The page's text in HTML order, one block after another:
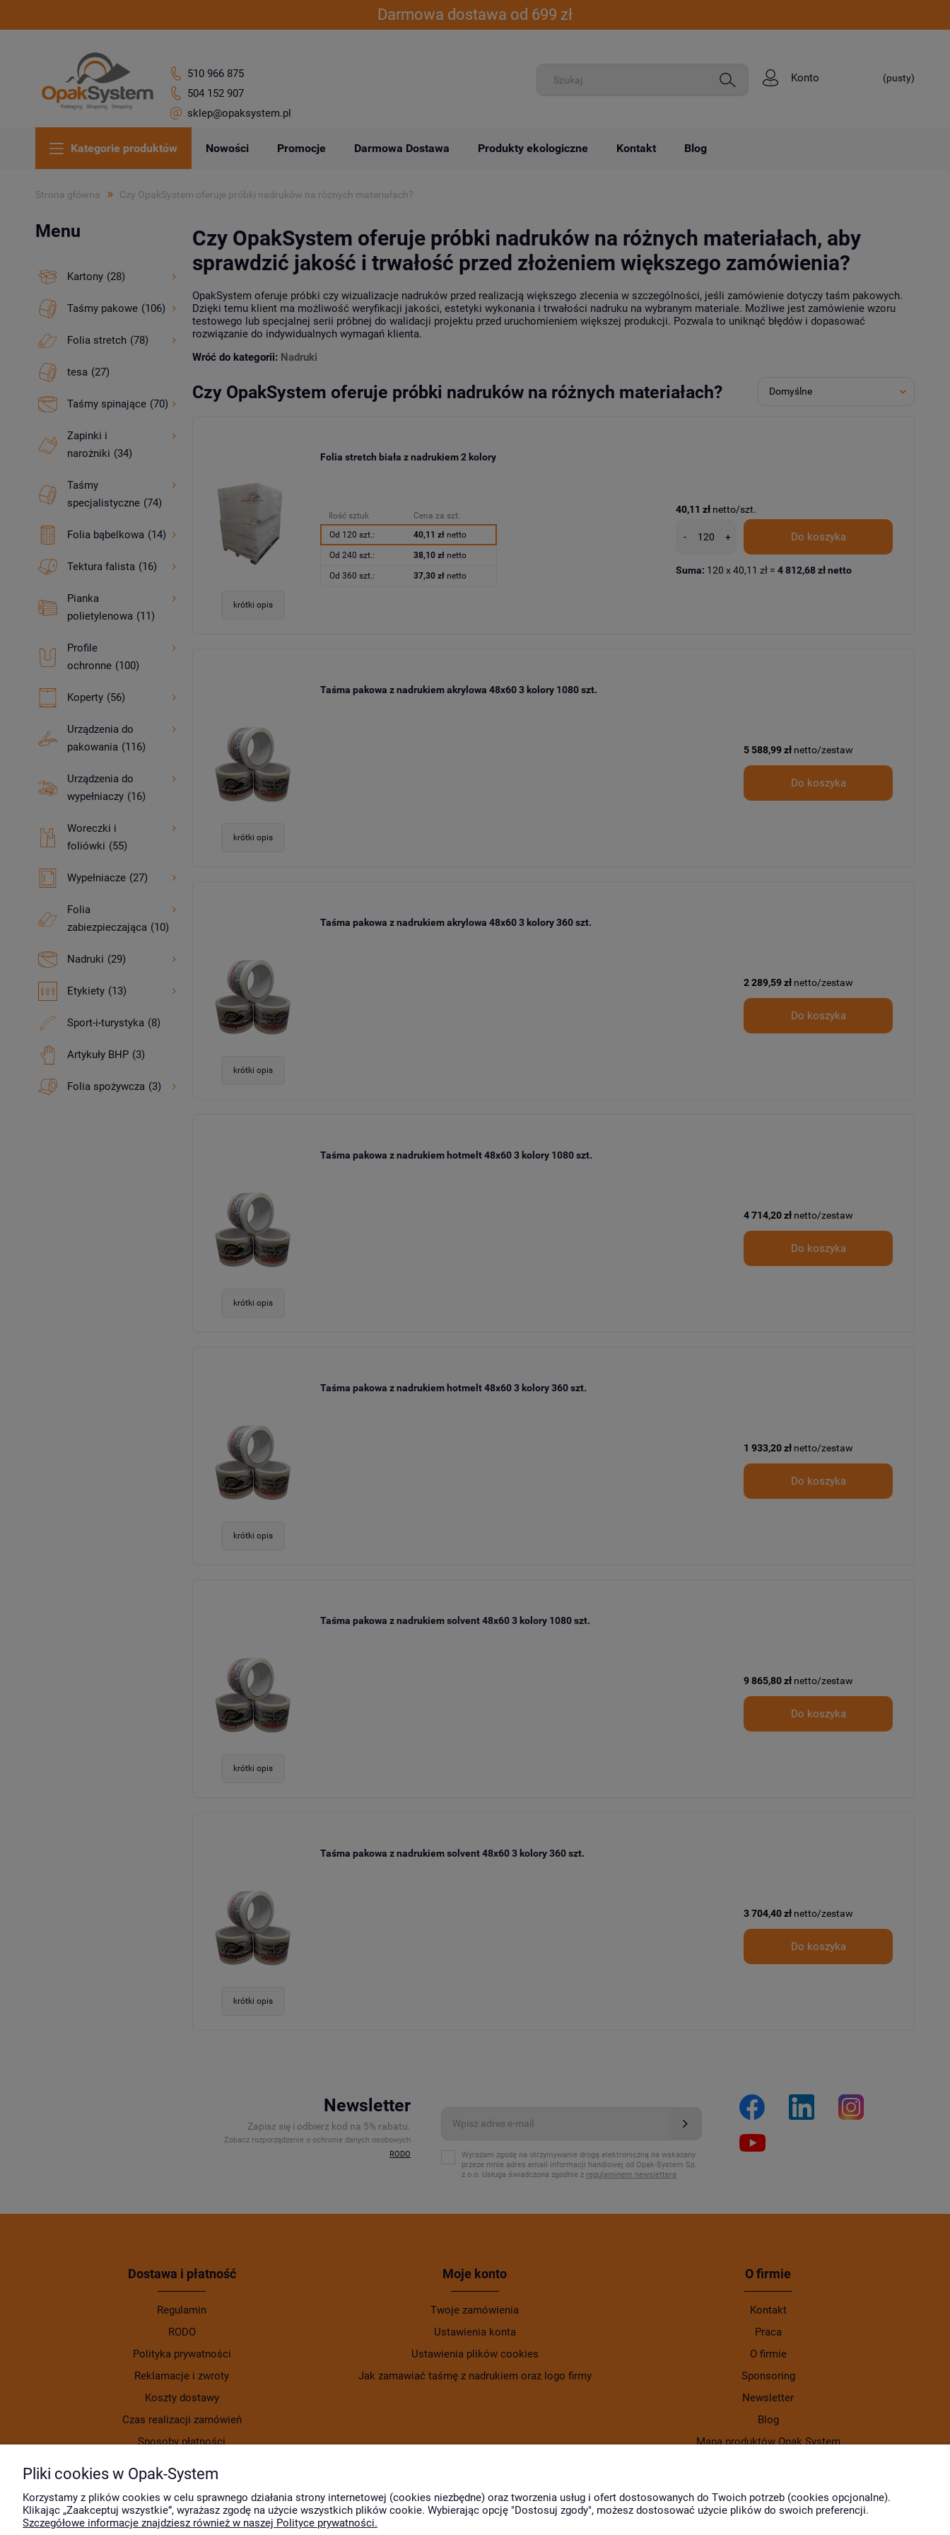
Darmowa dostawa od 699 zł
510 966 875
504 152 907
sklep@opaksystem.pl
(pusty)
Konto
Kategorie produktów Nowości Promocje Darmowa Dostawa Produkty ekologiczne Kontakt Blog
Strona główna » Czy OpakSystem oferuje próbki nadruków na różnych materiałach?
Menu
Kartony (28)
Taśmy pakowe (106)
Folia stretch (78)
tesa (27)
Taśmy spinające (70)
Zapinki i
narożniki (34)
Taśmy
specjalistyczne (74)
Folia bąbelkowa (14)
Tektura falista (16)
Pianka
polietylenowa (11)
Profile
ochronne (100)
Koperty (56)
Urządzenia do
pakowania (116)
Urządzenia do
wypełniaczy (16)
Woreczki i
foliówki (55)
Wypełniacze (27)
Folia
zabiezpieczająca (10)
Nadruki (29)
Etykiety (13)
Sport-i-turystyka (8)
Artykuły BHP (3)
Folia spożywcza (3)
Czy OpakSystem oferuje próbki nadruków na różnych materiałach, aby
sprawdzić jakość i trwałość przed złożeniem większego zamówienia?
OpakSystem oferuje próbki czy wizualizacje nadruków przed realizacją większego zlecenia w szczególności, jeśli zamówienie dotyczy taśm pakowych.
Dzięki temu klient ma możliwość weryfikacji jakości, estetyki wykonania i trwałości nadruku na wybranym materiale. Możliwe jest zamówienie wzoru
testowego lub specjalnej serii próbnej do walidacji projektu przed uruchomieniem większej produkcji. Pozwala to uniknąć błędów i dopasować
rozwiązanie do indywidualnych wymagań klienta.
Wróć do kategorii: Nadruki
Czy OpakSystem oferuje próbki nadruków na różnych materiałach?
Folia stretch biała z nadrukiem 2 kolory
krótki opis
Ilość sztuk
Cena za szt.
Od 120 szt.:
40,11 zł netto
Od 240 szt.: 38,10 zł netto
Od 360 szt.: 37,30 zł netto
40,11 zł netto/szt.
- + Do koszyka
Suma: 120 x40,11 zł =4 812,68 złnetto
Taśma pakowa z nadrukiem akrylowa 48x60 3 kolory 1080 szt.
krótki opis
5 588,99 zł netto/zestaw
Do koszyka
Taśma pakowa z nadrukiem akrylowa 48x60 3 kolory 360 szt.
krótki opis
2 289,59 zł netto/zestaw
Do koszyka
Taśma pakowa z nadrukiem hotmelt 48x60 3 kolory 1080 szt.
krótki opis
4 714,20 zł netto/zestaw
Do koszyka
Taśma pakowa z nadrukiem hotmelt 48x60 3 kolory 360 szt.
krótki opis
1 933,20 zł netto/zestaw
Do koszyka
Taśma pakowa z nadrukiem solvent 48x60 3 kolory 1080 szt.
krótki opis
9 865,80 zł netto/zestaw
Do koszyka
Taśma pakowa z nadrukiem solvent 48x60 3 kolory 360 szt.
krótki opis
3 704,40 zł netto/zestaw
Do koszyka
Newsletter
Zapisz się i odbierz kod na 5% rabatu.
Zobacz rozporządzenie o ochronie danych osobowych
RODO
Wyrażam zgodę na otrzymywanie drogą elektroniczną na wskazany
przeze mnie adres email informacji handlowej od Opak-System Sp.
z o.o. Usługa świadczona zgodnie z regulaminem newslettera
Dostawa i płatność
Regulamin
RODO
Polityka prywatności
Reklamacje i zwroty
Koszty dostawy
Czas realizacji zamówień
Sposoby płatności
Moje konto
Twoje zamówienia
Ustawienia konta
Ustawienia plików cookies
Jak zamawiać taśmę z nadrukiem oraz logo firmy
O firmie
Kontakt
Praca
O firmie
Sponsoring
Newsletter
Blog
Mapa produktów Opak System
Pliki cookies w Opak-System
Korzystamy z plików cookies w celu sprawnego działania strony internetowej (cookies niezbędne) oraz tworzenia usług i ofert dostosowanych do Twoich potrzeb (cookies opcjonalne).
Klikając „Zaakceptuj wszystkie”, wyrażasz zgodę na użycie wszystkich plików cookie. Wybierając opcję "Dostosuj zgody", możesz dostosować użycie plików do swoich preferencji.
Szczegółowe informacje znajdziesz również w naszej Polityce prywatności.